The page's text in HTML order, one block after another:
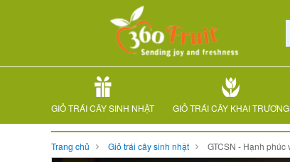
GIỎ TRÁI CÂY SINH NHẬT GIỎ TRÁI CÂY KHAI TRƯƠNG
Trang chủ Giỏ trái cây sinh nhật GTCSN - Hạnh phúc